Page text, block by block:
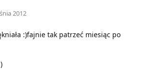
2012
:)fajnie tak patrzeć miesiąc po